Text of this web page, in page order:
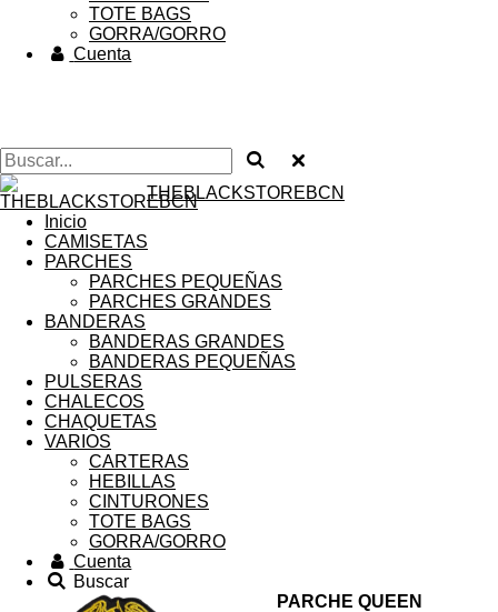
TOTE BAGS
GORRA/GORRO
Cuenta
THEBLACKSTOREBCN
Inicio
CAMISETAS
PARCHES
PARCHES PEQUEÑAS
PARCHES GRANDES
BANDERAS
BANDERAS GRANDES
BANDERAS PEQUEÑAS
PULSERAS
CHALECOS
CHAQUETAS
VARIOS
CARTERAS
HEBILLAS
CINTURONES
TOTE BAGS
GORRA/GORRO
Cuenta
Buscar
PARCHE QUEEN